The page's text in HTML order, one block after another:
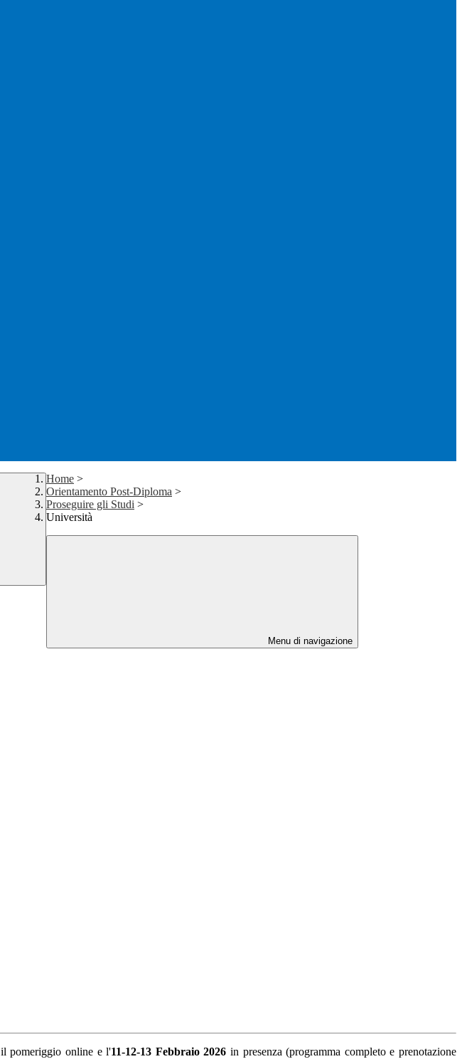
Home >
Orientamento Post-Diploma >
Proseguire gli Studi >
Università
Menu di navigazione
il pomeriggio online e l'11-12-13 Febbraio 2026 in presenza (programma completo e prenotazione